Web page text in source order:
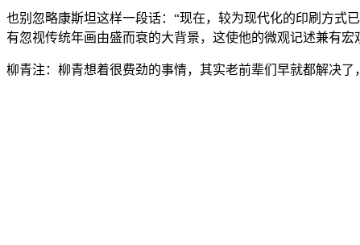
也别忽略康斯坦这样一段话：“现在，较为现代化的印刷方式
有忽视传统年画由盛而衰的大背景，这使他的微观记述兼有宏
柳青注：柳青想着很费劲的事情，其实老前辈们早就都解决